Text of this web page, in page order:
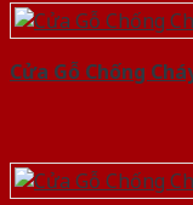
Cửa Gỗ Chống